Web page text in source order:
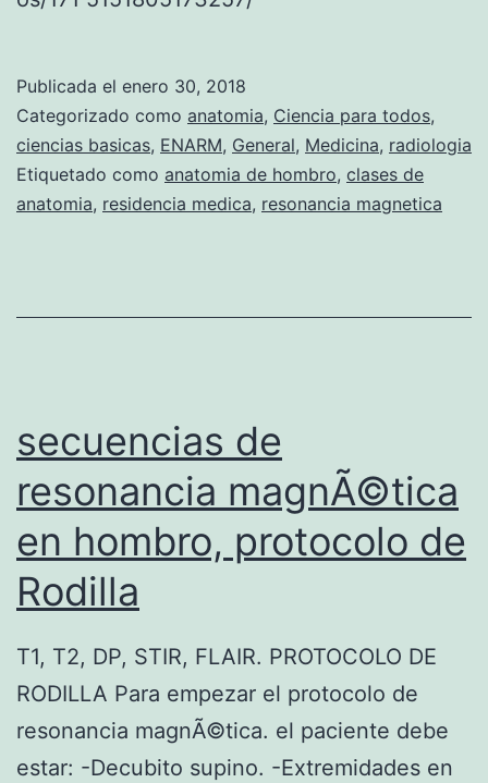
Publicada el enero 30, 2018
Categorizado como anatomia, Ciencia para todos,
ciencias basicas, ENARM, General, Medicina, radiologia
Etiquetado como anatomia de hombro, clases de
anatomia, residencia medica, resonancia magnetica
secuencias de
resonancia magnÃ©tica
en hombro, protocolo de
Rodilla
T1, T2, DP, STIR, FLAIR. PROTOCOLO DE
RODILLA Para empezar el protocolo de
resonancia magnÃ©tica. el paciente debe
estar: -Decubito supino. -Extremidades en